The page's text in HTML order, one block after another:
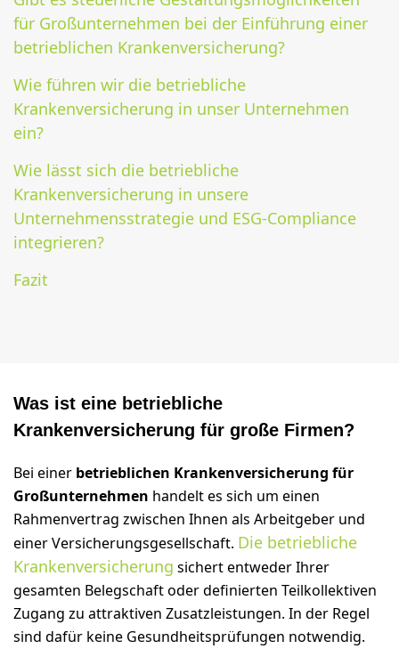
für Großunternehmen bei der Einführung einer
betrieblichen Krankenversicherung?
Wie führen wir die betriebliche
Krankenversicherung in unser Unternehmen
ein?
Wie lässt sich die betriebliche
Krankenversicherung in unsere
Unternehmensstrategie und ESG-Compliance
integrieren?
Fazit
Was ist eine betriebliche
Krankenversicherung für große Firmen?
Bei einer betrieblichen Krankenversicherung für
Großunternehmen handelt es sich um einen
Rahmenvertrag zwischen Ihnen als Arbeitgeber und
einer Versicherungsgesellschaft. Die betriebliche
Krankenversicherung sichert entweder Ihrer
gesamten Belegschaft oder definierten Teilkollektiven
Zugang zu attraktiven Zusatzleistungen. In der Regel
sind dafür keine Gesundheitsprüfungen notwendig.